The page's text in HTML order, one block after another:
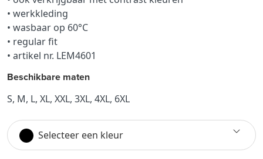
• werkkleding
• wasbaar op 60°C
• regular fit
• artikel nr. LEM4601
Beschikbare maten
S, M, L, XL, XXL, 3XL, 4XL, 6XL
Selecteer een kleur